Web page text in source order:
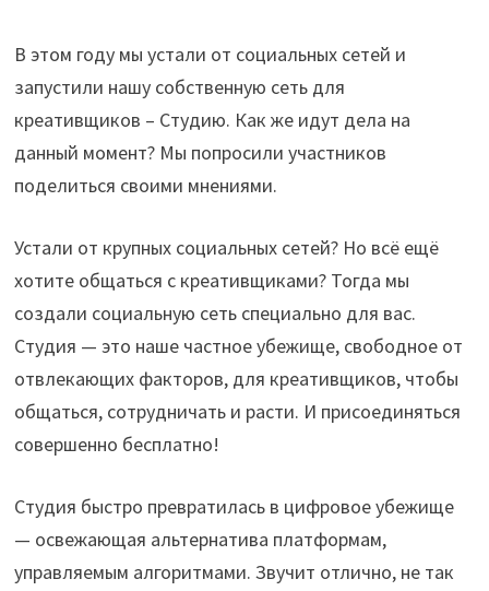
В этом году мы устали от социальных сетей и
запустили нашу собственную сеть для
креативщиков – Студию. Как же идут дела на
данный момент? Мы попросили участников
поделиться своими мнениями.
Устали от крупных социальных сетей? Но всё ещё
хотите общаться с креативщиками? Тогда мы
создали социальную сеть специально для вас.
Студия — это наше частное убежище, свободное от
отвлекающих факторов, для креативщиков, чтобы
общаться, сотрудничать и расти. И присоединяться
совершенно бесплатно!
Студия быстро превратилась в цифровое убежище
— освежающая альтернатива платформам,
управляемым алгоритмами. Звучит отлично, не так